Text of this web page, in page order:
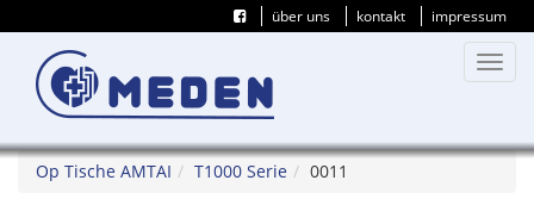
über uns kontakt impressum
Op Tische AMTAI T1000 Serie 0011